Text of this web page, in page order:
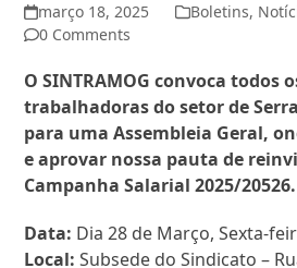
março 18, 2025 Boletins,
0 Comments
O SINTRAMOG convoca todos
trabalhadoras do setor de
para uma Assembleia Geral,
e aprovar nossa pauta de
Campanha Salarial 2025/20526.
Data: Dia 28 de Março, Sexta-
Local: Subsede do Sindicato –